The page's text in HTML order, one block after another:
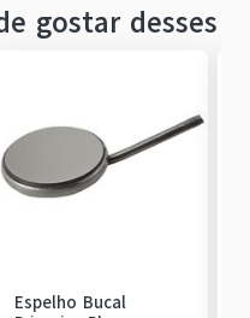
gostar desses
Espelho Bucal